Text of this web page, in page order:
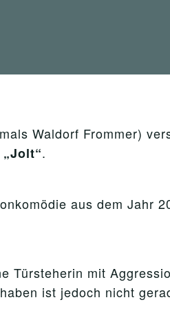
Waldorf Frommer)
„Jolt“.
aus dem Jahr
Türsteherin mit
ist jedoch nicht